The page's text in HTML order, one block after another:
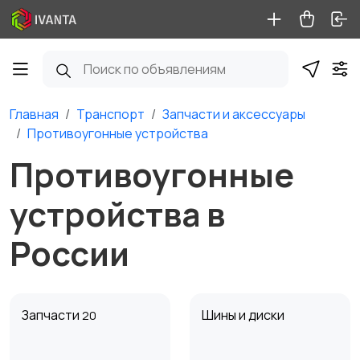
Главная Транспорт
Запчасти и аксессуары
Противоугонные устройства
Противоугонные
устройства в
России
Запчасти 20 Шины и диски